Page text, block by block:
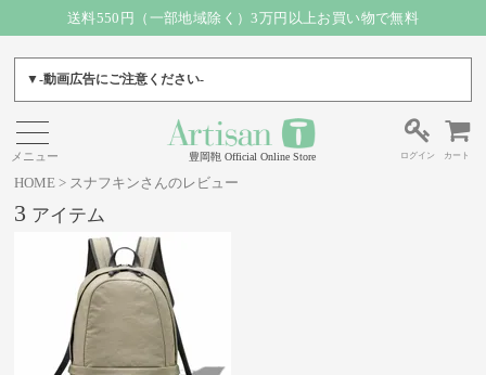
送料550円（一部地域除く）3万円以上お買い物で無料
▼-動画広告にご注意ください-
豊岡鞄 Official Online Store ログイン カート
HOME スナフキンさんのレビュー
3